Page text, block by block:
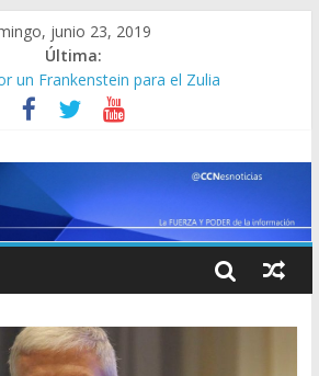
junio 23, 2019
Última:
un Frankenstein para el Zulia
viajará por Sudamérica para abordar la
en Colombia por robarse un
militares y funcionarios del Cicpc
horas